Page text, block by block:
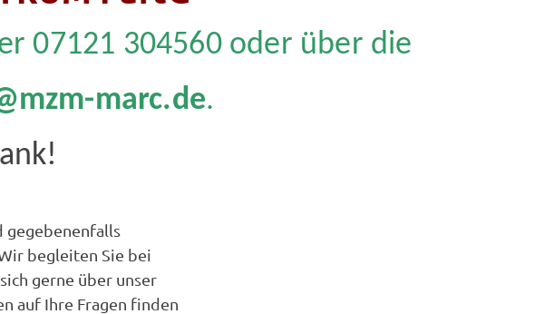
07121 304560 oder über die
marc.de.
gegebenenfalls
begleiten Sie bei
gerne über unser
auf Ihre Fragen finden